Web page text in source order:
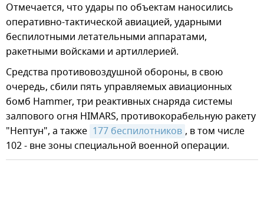
Отмечается, что удары по объектам наносились
оперативно-тактической авиацией, ударными
беспилотными летательными аппаратами,
ракетными войсками и артиллерией.
Средства противовоздушной обороны, в свою
очередь, сбили пять управляемых авиационных
бомб Hammer, три реактивных снаряда системы
залпового огня HIMARS, противокорабельную ракету
"Нептун", а также 177 беспилотников , в том числе
102 - вне зоны специальной военной операции.